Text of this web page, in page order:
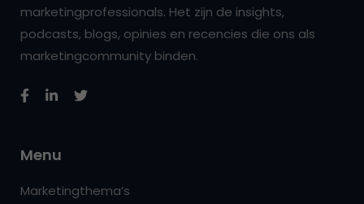
marketingprofessionals. Het zijn de insights,
podcasts, blogs, opinies en recencies die ons als
marketingcommunity binden.
Menu
Marketingthema’s